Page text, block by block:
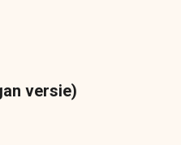
versie)